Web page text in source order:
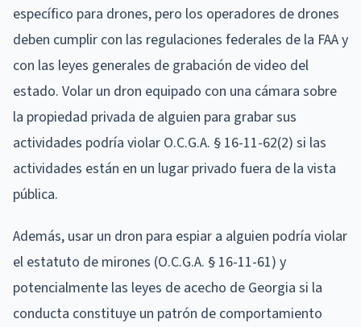
específico para drones, pero los operadores de drones
deben cumplir con las regulaciones federales de la FAA y
con las leyes generales de grabación de video del
estado. Volar un dron equipado con una cámara sobre
la propiedad privada de alguien para grabar sus
actividades podría violar O.C.G.A. § 16-11-62(2) si las
actividades están en un lugar privado fuera de la vista
pública.
Además, usar un dron para espiar a alguien podría violar
el estatuto de mirones (O.C.G.A. § 16-11-61) y
potencialmente las leyes de acecho de Georgia si la
conducta constituye un patrón de comportamiento